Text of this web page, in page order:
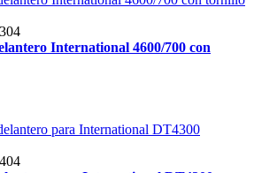
International 4600/700 con